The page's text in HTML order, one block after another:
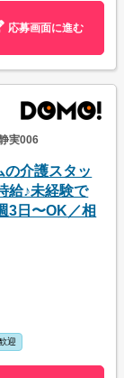
応募画面に進む
実006
の介護スタッ
給♪未経験で
3日〜OK／相
迎